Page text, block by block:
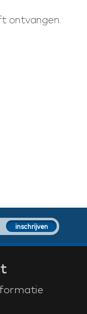
ontvangen.